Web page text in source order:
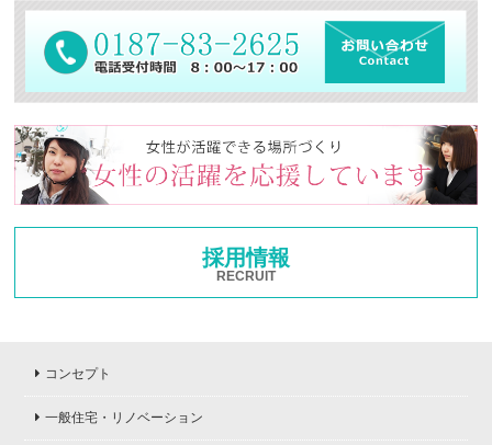
採用情報
RECRUIT
コンセプト
一般住宅・リノベーション